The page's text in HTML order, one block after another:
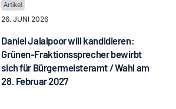
26. JUNI 2026
Daniel Jalalpoor will kandidieren:
Grünen-Fraktionssprecher bewirbt
sich für Bürgermeisteramt / Wahl am
28. Februar 2027